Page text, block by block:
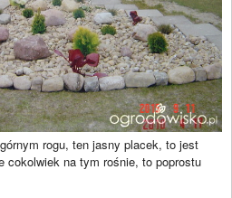
rogu, ten jasny placek, to jest
cokolwiek na tym rośnie, to poprostu